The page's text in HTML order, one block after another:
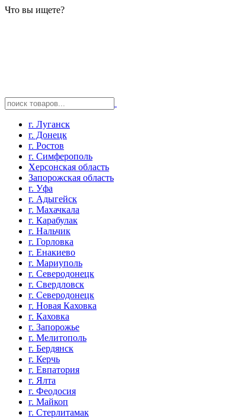
Что вы ищете?
г. Луганск
г. Донецк
г. Ростов
г. Симферополь
Херсонская область
Запорожская область
г. Уфа
г. Адыгейск
г. Махачкала
г. Карабулак
г. Нальчик
г. Горловка
г. Енакиево
г. Мариуполь
г. Северодонецк
г. Свердловск
г. Северодонецк
г. Новая Каховка
г. Каховка
г. Запорожье
г. Мелитополь
г. Бердянск
г. Керчь
г. Евпатория
г. Ялта
г. Феодосия
г. Майкоп
г. Стерлитамак